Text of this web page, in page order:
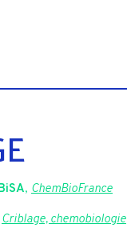
, ChemBioFrance
Criblage, chemobiologie